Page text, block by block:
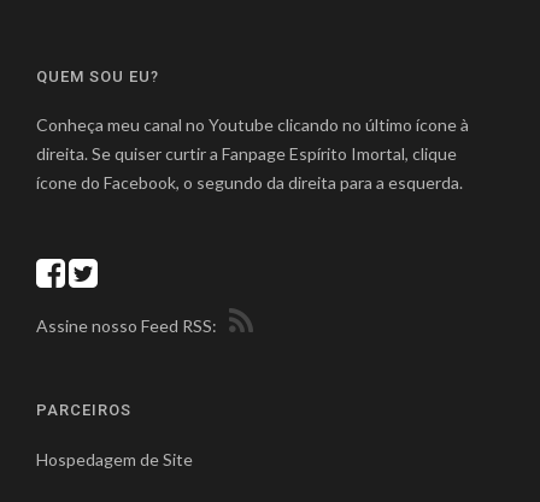
QUEM SOU EU?
Conheça meu canal no Youtube clicando no último ícone à
direita. Se quiser curtir a Fanpage Espírito Imortal, clique
ícone do Facebook, o segundo da direita para a esquerda.
Assine nosso Feed RSS:
PARCEIROS
Hospedagem de Site